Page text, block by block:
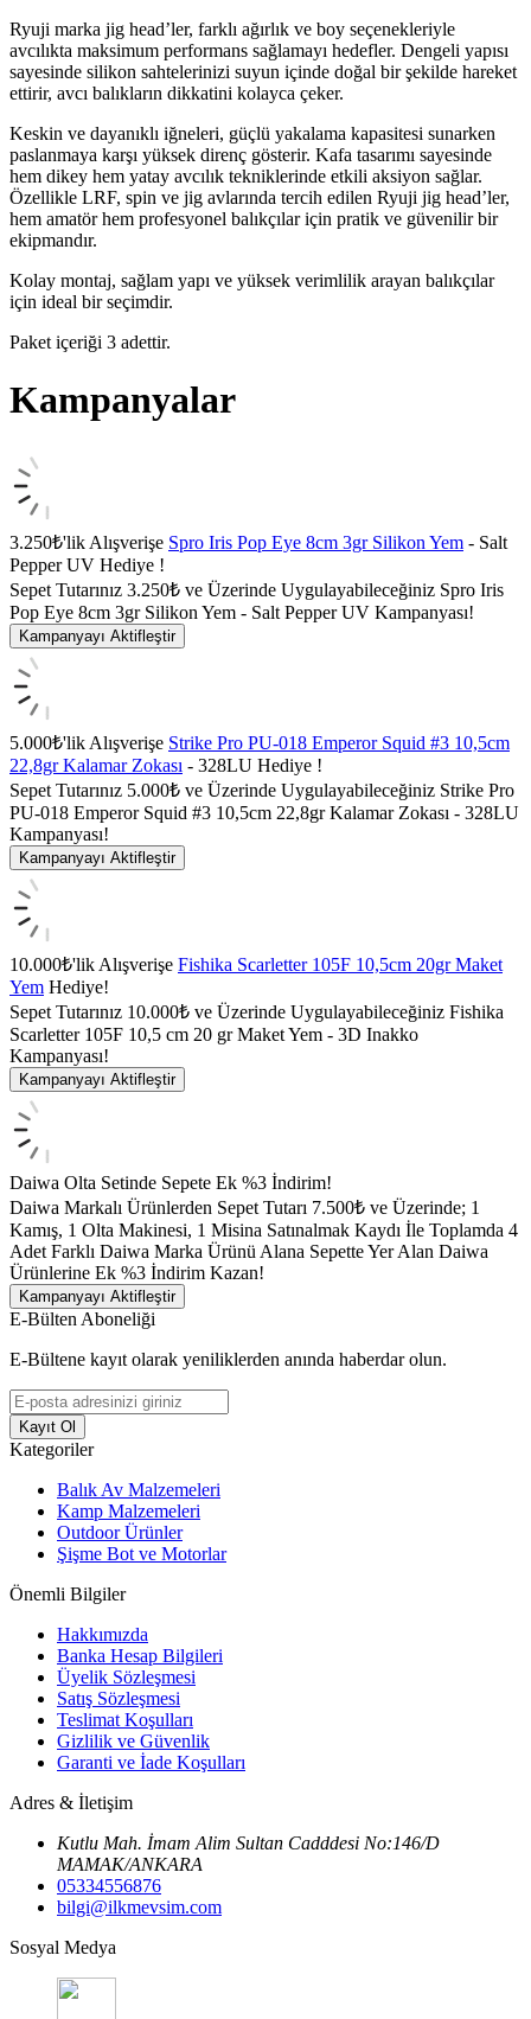
Ryuji marka jig head’ler, farklı ağırlık ve boy seçenekleriyle
avcılıkta maksimum performans sağlamayı hedefler. Dengeli yapısı
sayesinde silikon sahtelerinizi suyun içinde doğal bir şekilde hareket
ettirir, avcı balıkların dikkatini kolayca çeker.
Keskin ve dayanıklı iğneleri, güçlü yakalama kapasitesi sunarken
paslanmaya karşı yüksek direnç gösterir. Kafa tasarımı sayesinde
hem dikey hem yatay avcılık tekniklerinde etkili aksiyon sağlar.
Özellikle LRF, spin ve jig avlarında tercih edilen Ryuji jig head’ler,
hem amatör hem profesyonel balıkçılar için pratik ve güvenilir bir
ekipmandır.
Kolay montaj, sağlam yapı ve yüksek verimlilik arayan balıkçılar
için ideal bir seçimdir.
Paket içeriği 3 adettir.
Kampanyalar
3.250₺'lik Alışverişe Spro Iris Pop Eye 8cm 3gr Silikon Yem - Salt
Pepper UV Hediye !
Sepet Tutarınız 3.250₺ ve Üzerinde Uygulayabileceğiniz Spro Iris
Pop Eye 8cm 3gr Silikon Yem - Salt Pepper UV Kampanyası!
Kampanyayı Aktifleştir
5.000₺'lik Alışverişe Strike Pro PU-018 Emperor Squid #3 10,5cm
22,8gr Kalamar Zokası - 328LU Hediye !
Sepet Tutarınız 5.000₺ ve Üzerinde Uygulayabileceğiniz Strike Pro
PU-018 Emperor Squid #3 10,5cm 22,8gr Kalamar Zokası - 328LU
Kampanyası!
Kampanyayı Aktifleştir
10.000₺'lik Alışverişe Fishika Scarletter 105F 10,5cm 20gr Maket
Yem Hediye!
Sepet Tutarınız 10.000₺ ve Üzerinde Uygulayabileceğiniz Fishika
Scarletter 105F 10,5 cm 20 gr Maket Yem - 3D Inakko
Kampanyası!
Kampanyayı Aktifleştir
Daiwa Olta Setinde Sepete Ek %3 İndirim!
Daiwa Markalı Ürünlerden Sepet Tutarı 7.500₺ ve Üzerinde; 1
Kamış, 1 Olta Makinesi, 1 Misina Satınalmak Kaydı İle Toplamda 4
Adet Farklı Daiwa Marka Ürünü Alana Sepette Yer Alan Daiwa
Ürünlerine Ek %3 İndirim Kazan!
Kampanyayı Aktifleştir
E-Bülten Aboneliği
E-Bültene kayıt olarak yeniliklerden anında haberdar olun.
Kayıt Ol
Kategoriler
Balık Av Malzemeleri
Kamp Malzemeleri
Outdoor Ürünler
Şişme Bot ve Motorlar
Önemli Bilgiler
Hakkımızda
Banka Hesap Bilgileri
Üyelik Sözleşmesi
Satış Sözleşmesi
Teslimat Koşulları
Gizlilik ve Güvenlik
Garanti ve İade Koşulları
Adres & İletişim
Kutlu Mah. İmam Alim Sultan Cadddesi No:146/D
MAMAK/ANKARA
05334556876
bilgi@ilkmevsim.com
Sosyal Medya